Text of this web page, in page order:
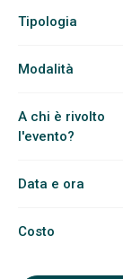
Tipologia
Modalità
A chi è rivolto
l'evento?
Data e ora
Costo